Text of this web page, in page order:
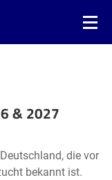
& 2027
OpenStreetMap2
die vor
bekannt ist.